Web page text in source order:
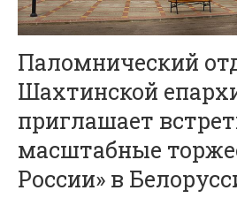
Паломнический
Шахтинской
приглашает
масштабные
России» в